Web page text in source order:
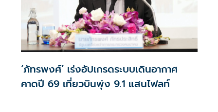
‘ภัทรพงศ์’ เร่งอัปเกรดระบบเดินอากาศ
คาดปี 69 เที่ยวบินพุ่ง 9.1 แสนไฟลท์